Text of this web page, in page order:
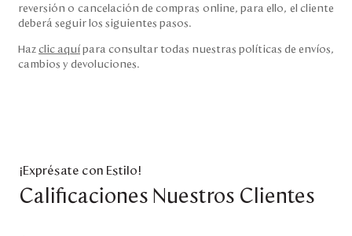
reversión o cancelación de compras online, para ello, el cliente
deberá seguir los siguientes pasos.
Haz clic aquí para consultar todas nuestras políticas de envíos,
cambios y devoluciones.
¡Exprésate con Estilo!
Calificaciones Nuestros Clientes